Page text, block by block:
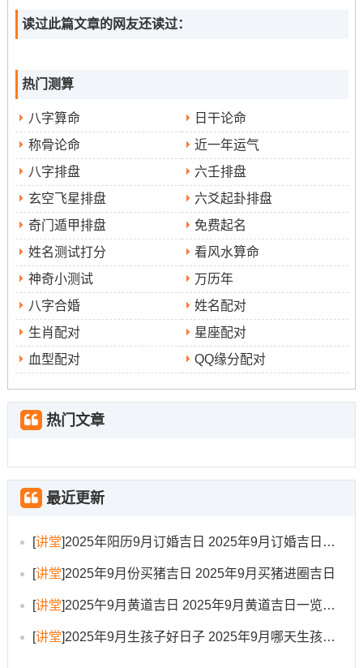
乙巳年农历七月廿九·2025年9月20日星期六·冲狗煞
南
安床...吉时甚多~癸卯（5:00-6：59）、乙巳（9：00-10：
59）、丁未（13:00-14:59）皆宜 标记百事兴旺 Removal
of obstacles、适宜全面启动新办公室各项职能?
乙巳年农历八月初六·2025年9月27日星期六·冲蛇煞
西：此日司命黄道 -宜纳采、交易、立券、挂匾、纳财、进
人口、入宅。吉时辛未（13：00-14:59）与癸酉（17:00-
18:59）利于招财纳宝及团队建设，帮助资金融通跟财务稳
定！
风水方位与布局要诀
把乙巳年太岁位于东南方，岁破居于西北方 三煞位则临东
方。搬迁办公室时首要规避在太岁方（东南）同岁破方
（西北）进行大规模动土、修造或钻孔等动作,以免触犯岁
君，引来阻滞！三煞位（东方）宜静不宜动,此方位不宜设
置大门、主通道、会议室等动态区域、若无法避免 可在此
方位摆放金属摆钟或银色、白色饰物予以化解。
紫白飞星布局在领域 ；乙巳年九紫右弼火星飞临中宫。主
喜庆与机遇- 可在办公室中心地方位置点缀红色元素。如地
毯或艺术品，以催旺全局运势！
八白左辅土星飞临西北方 虽为岁破位。但此星亦主财帛~
可在此处摆放陶瓷或玉石材质的稳重摆件...如祥安阁泰山
搬迁禁忌与注意事项
读过此篇文章的网友还读过：
热门测算
八字算命
日干论命
称骨论命
近一年运气
八字排盘
六壬排盘
玄空飞星排盘
六爻起卦排盘
奇门遁甲排盘
免费起名
姓名测试打分
看风水算命
神奇小测试
万历年
八字合婚
姓名配对
生肖配对
星座配对
血型配对
QQ缘分配对
热门文章
最近更新
[讲堂]2025年阳历9月订婚吉日 2025年9月订婚吉日有哪几天
[讲堂]2025年9月份买猪吉日 2025年9月买猪进圈吉日
[讲堂]2025午9月黄道吉日 2025年9月黄道吉日一览表大全
[讲堂]2025年9月生孩子好日子 2025年9月哪天生孩子比较好